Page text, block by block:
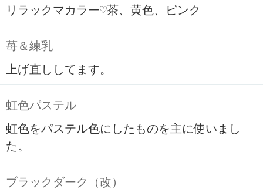
リラックマカラー♡茶、黄色、ピンク
苺＆練乳
上げ直ししてます。
虹色パステル
虹色をパステル色にしたものを主に使いまし
た。
ブラックダーク（改）